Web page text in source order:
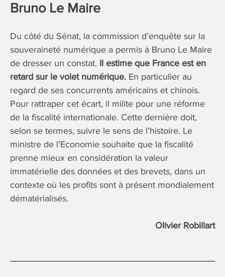
Bruno Le Maire
Du côté du Sénat, la commission d’enquête sur la
souveraineté numérique a permis à Bruno Le Maire
de dresser un constat. Il estime que France est en
retard sur le volet numérique. En particulier au
regard de ses concurrents américains et chinois.
Pour rattraper cet écart, il milite pour une réforme
de la fiscalité internationale. Cette dernière doit,
selon se termes, suivre le sens de l’histoire. Le
ministre de l’Economie souhaite que la fiscalité
prenne mieux en considération la valeur
immatérielle des données et des brevets, dans un
contexte où les profits sont à présent mondialement
dématérialisés.
Olivier Robillart